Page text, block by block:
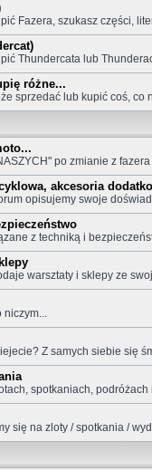
Fazera, szukasz części,
Thundercata lub
różne...
sprzedać lub kupić coś,
po zmianie z
akcesoria
opisujemy swoje
z techniką i
warsztaty i sklepy ze
niczym...
Z samych siebie się
spotkaniach,
się na zloty / spotkania /